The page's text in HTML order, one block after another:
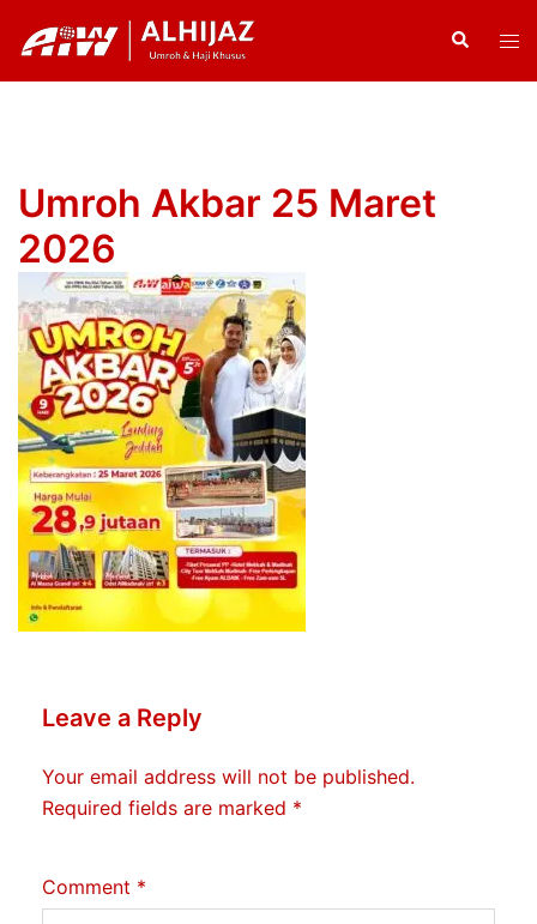
content
Search
Umroh Akbar 25 Maret
2026
Leave a Reply
Your email address will not be published.
Required fields are marked *
Comment *